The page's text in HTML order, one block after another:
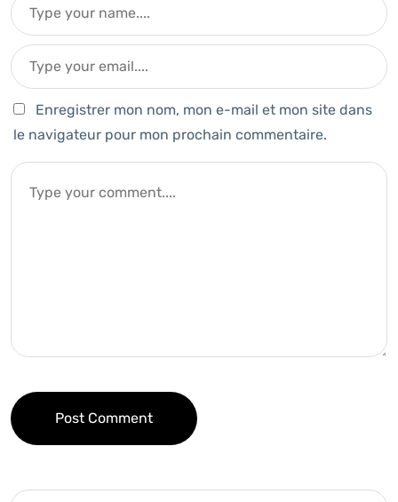
Enregistrer mon nom, mon e-mail et mon site dans
le navigateur pour mon prochain commentaire.
Post Comment